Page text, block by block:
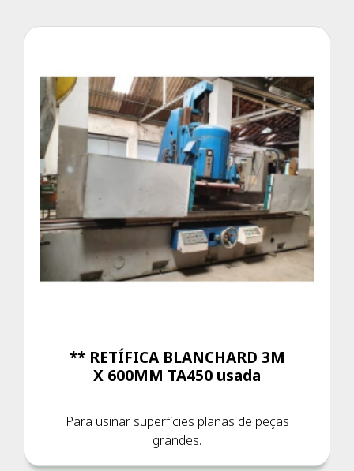
** RETÍFICA BLANCHARD 3M
X 600MM TA450 usada
Para usinar superfícies planas de peças
grandes.